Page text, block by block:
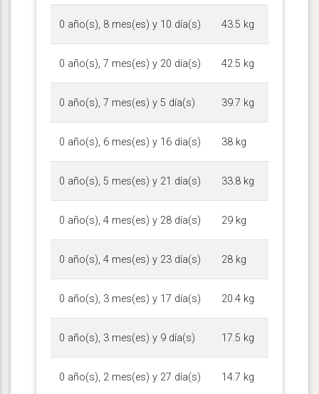
0 año(s), 8 mes(es) y 10 día(s) 43.5 kg
0 año(s), 7 mes(es) y 20 día(s) 42.5 kg
0 año(s), 7 mes(es) y 5 día(s) 39.7 kg
0 año(s), 6 mes(es) y 16 día(s) 38 kg
0 año(s), 5 mes(es) y 21 día(s) 33.8 kg
0 año(s), 4 mes(es) y 28 día(s) 29 kg
0 año(s), 4 mes(es) y 23 día(s) 28 kg
0 año(s), 3 mes(es) y 17 día(s) 20.4 kg
0 año(s), 3 mes(es) y 9 día(s) 17.5 kg
0 año(s), 2 mes(es) y 27 día(s) 14.7 kg